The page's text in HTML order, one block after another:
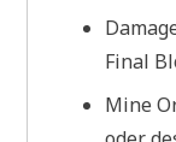
Final
Mine